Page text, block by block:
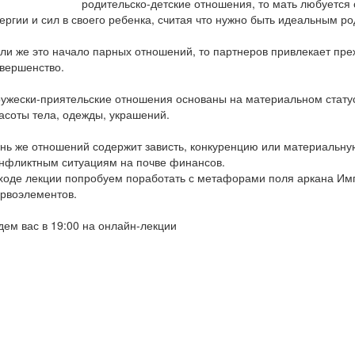
родительско-детские отношения, то мать
и сил в своего ребенка, считая что нужно быть идеальным
же это начало парных отношений, то партнеров привлекает
приятельские отношения основаны на материальном
тела, одежды, украшений.
же отношений содержит зависть, конкуренцию или
ситуациям на почве финансов.
лекции попробуем поработать с метафорами поля аркана
вас в 19:00 на онлайн-лекции